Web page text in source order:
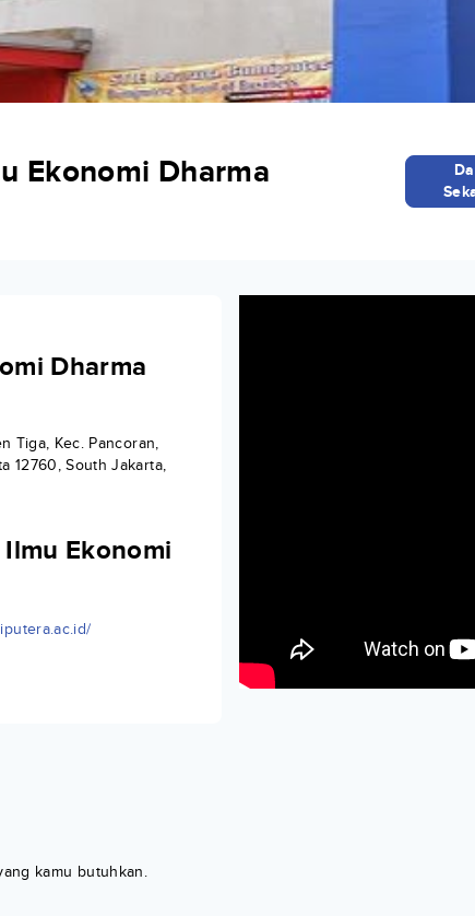
Ekonomi Dharma
Dharma
Tiga, Kec. Pancoran,
12760, South Jakarta,
Ekonomi
kamu butuhkan.